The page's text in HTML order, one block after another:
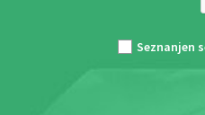
Seznanjen